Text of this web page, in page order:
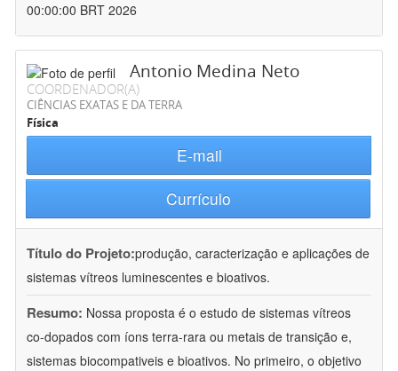
00:00:00 BRT 2026
Antonio Medina Neto
COORDENADOR(A)
CIÊNCIAS EXATAS E DA TERRA
Física
E-mail
Currículo
Título do Projeto:produção, caracterização e aplicações de
sistemas vítreos luminescentes e bioativos.
Resumo: Nossa proposta é o estudo de sistemas vítreos
co-dopados com íons terra-rara ou metais de transição e,
sistemas biocompativeis e bioativos. No primeiro, o objetivo